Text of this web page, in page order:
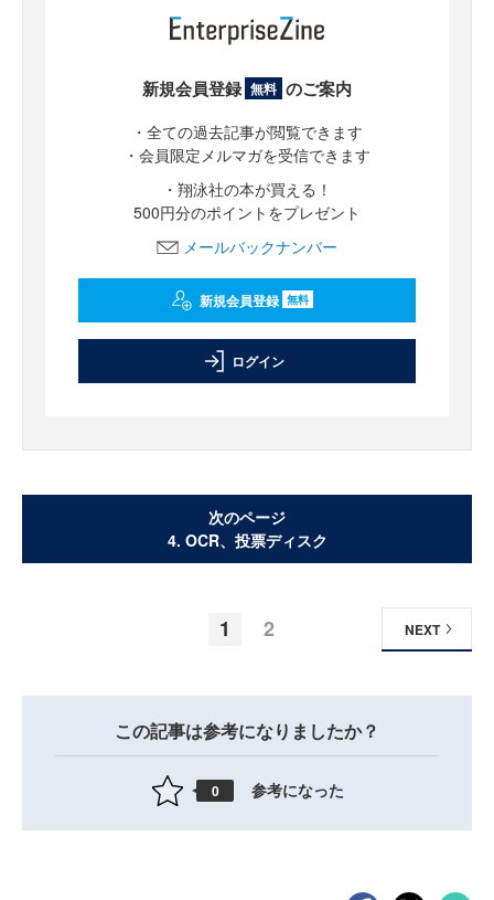
新規会員登録 無料 のご案内
・全ての過去記事が閲覧できます
・会員限定メルマガを受信できます
・翔泳社の本が買える！
500円分のポイントをプレゼント
メールバックナンバー
新規会員登録 無料
ログイン
次のページ
4. OCR、投票ディスク
1 2 NEXT
この記事は参考になりましたか？
0 参考になった